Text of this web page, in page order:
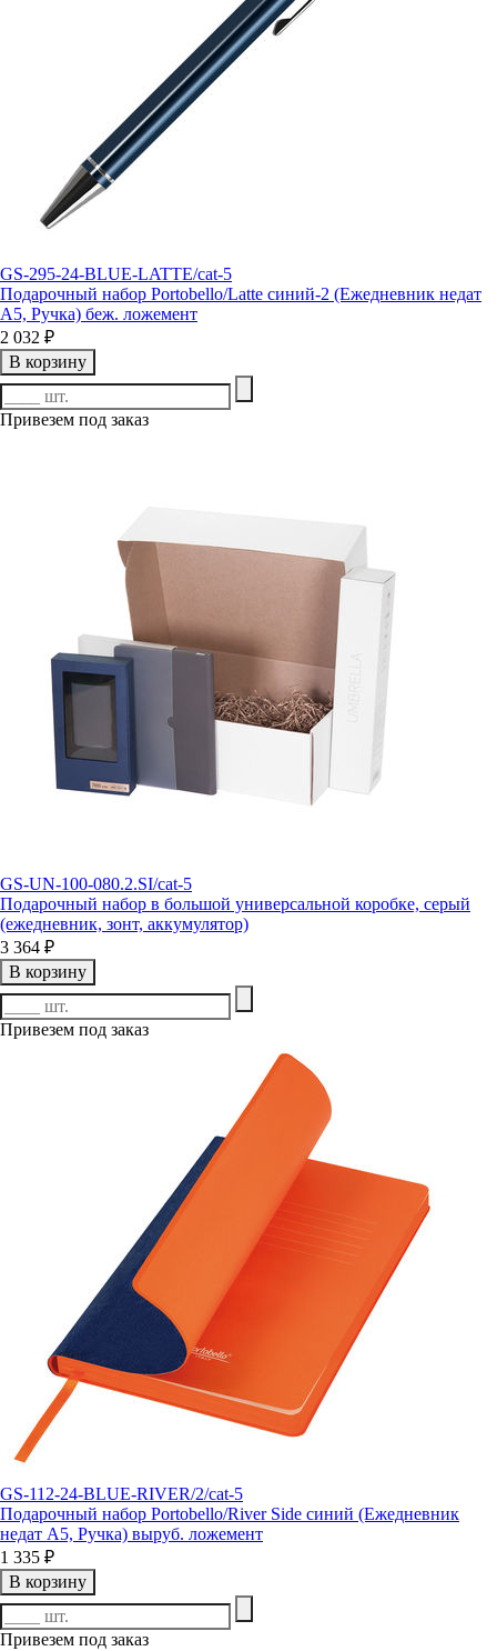
GS-295-24-BLUE-LATTE/cat-5
Подарочный набор Portobello/Latte синий-2 (Ежедневник недат
А5, Ручка) беж. ложемент
2 032 ₽
В корзину
Привезем под заказ
GS-UN-100-080.2.SI/cat-5
Подарочный набор в большой универсальной коробке, серый
(ежедневник, зонт, аккумулятор)
3 364 ₽
В корзину
Привезем под заказ
GS-112-24-BLUE-RIVER/2/cat-5
Подарочный набор Portobello/River Side синий (Ежедневник
недат А5, Ручка) выруб. ложемент
1 335 ₽
В корзину
Привезем под заказ